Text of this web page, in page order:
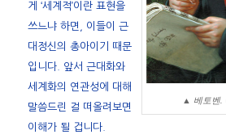
▲ 베토벤.
게 ‘세계적’이란 표현을
쓰느냐 하면, 이들이 근
대정신의 총아이기 때문
입니다. 앞서 근대화와
세계화의 연관성에 대해
말씀드린 걸 떠올려보면
이해가 될 겁니다.